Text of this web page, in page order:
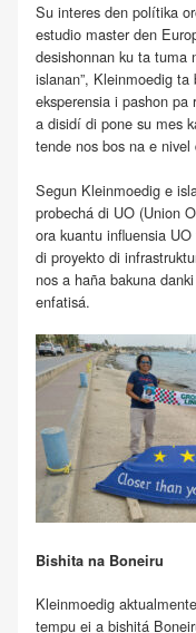
Su interes den polítika
estudio master den
desishonnan ku ta tuma
islanan”, Kleinmoedig
eksperensia i pashon
a disidí di pone su mes
tende nos bos na e
Segun Kleinmoedig e
probechá di UO (Union
ora kuantu influensia
di proyekto di
nos a haña bakuna
enfatisá.
Bishita na Boneiru
Kleinmoedig
tempu ei a bishitá